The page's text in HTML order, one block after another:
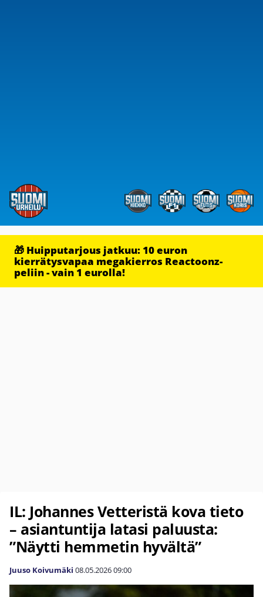
🎁 Huipputarjous jatkuu: 10 euron
kierrätysvapaa megakierros Reactoonz-
peliin - vain 1 eurolla!
IL: Johannes Vetteristä kova tieto
– asiantuntija latasi paluusta:
”Näytti hemmetin hyvältä”
Juuso Koivumäki 08.05.202609:00